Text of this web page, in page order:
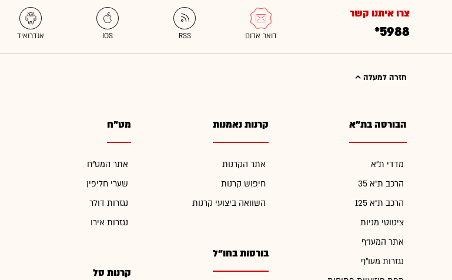
צרו איתנו קשר
*5988
חזרה למעלה
הבורסה בת"א
מדדי ת"א
הרכב ת"א 35
הרכב ת"א 125
ציטוטי מניות
אתר המעו"ף
נגזרות מעו"ף
קרנות נאמנות
אתר הקרנות
חיפוש קרנות
השוואה ביצועי קרנות
בורסות בחו"ל
מט"ח
אתר המט"ח
שערי חליפין
נגזרות דולר
נגזרות אירו
קרנות סל